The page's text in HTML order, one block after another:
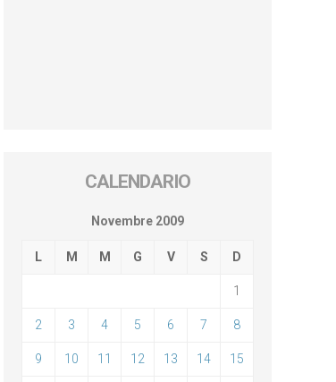
CALENDARIO
Novembre 2009
L M M G V S D
1
2 3 4 5 6 7 8
9 10 11 12 13 14 15